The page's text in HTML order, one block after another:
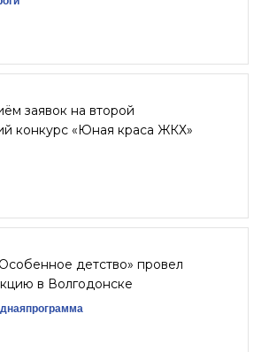
заявок на второй
конкурс «Юная краса ЖКХ»
детство» провел
в Волгодонске